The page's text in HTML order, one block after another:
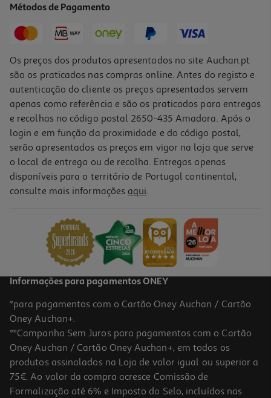
Métodos de Pagamento
Os preços dos produtos apresentados no site Auchan.pt
são os praticados nas compras online. Antes do registo e
autenticação do cliente os preços apresentados servem
apenas como referência e são os praticados para entregas
e recolhas no código postal 2650-435 Amadora. Após o
login e em função da proximidade e do código postal,
serão apresentados os preços em vigor na loja que serve
o local de entrega ou de recolha. Entregas apenas
disponíveis para o território de Portugal continental,
consulte mais informações aqui.
Informações para pagamentos ONEY
*para pagamentos com o Cartão Oney Auchan / Cartão
Oney Auchan+.
**Campanha Sem Juros para pagamentos com o Cartão
Oney Auchan / Cartão Oney Auchan+, em todos os
produtos assinalados na Loja de valor igual ou superior a
75€. Ao valor da compra acresce Comissão de
Formalização até 6% e Imposto do Selo, incluídos nas